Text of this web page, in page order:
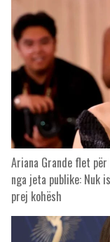
Ariana Grande flet
nga jeta publike: Nuk
prej kohësh